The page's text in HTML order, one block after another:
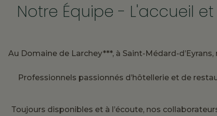
Notre Équipe - L'accueil
Au Domaine de Larchey***, à Saint-Médard-
Professionnels passionnés d’hôtellerie et de
Toujours disponibles et à l’écoute, nos